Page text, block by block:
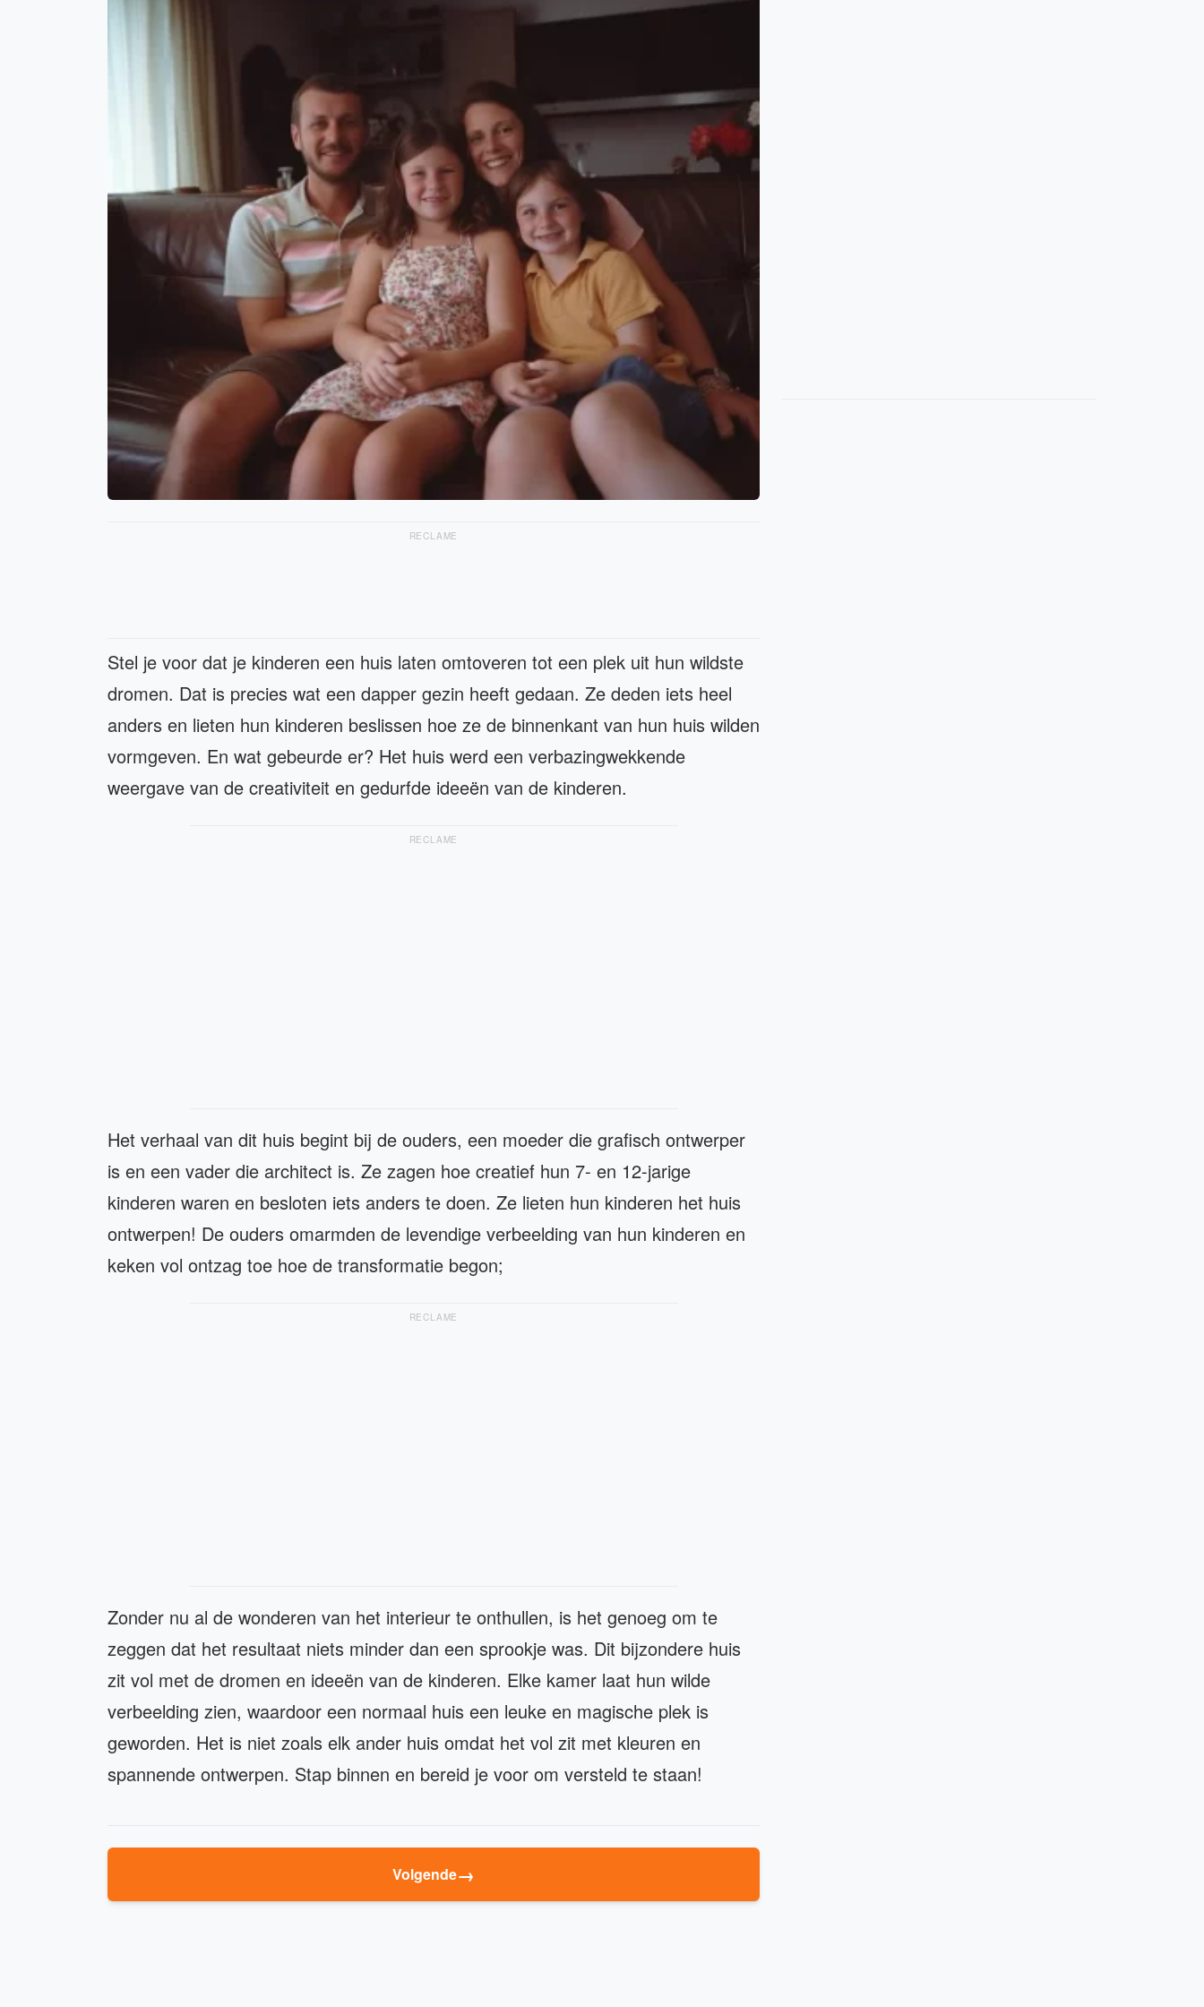
RECLAME
Stel je voor dat je kinderen een huis laten omtoveren tot een plek uit hun wildste
dromen. Dat is precies wat een dapper gezin heeft gedaan. Ze deden iets heel
anders en lieten hun kinderen beslissen hoe ze de binnenkant van hun huis wilden
vormgeven. En wat gebeurde er? Het huis werd een verbazingwekkende
weergave van de creativiteit en gedurfde ideeën van de kinderen.
RECLAME
Het verhaal van dit huis begint bij de ouders, een moeder die grafisch ontwerper
is en een vader die architect is. Ze zagen hoe creatief hun 7- en 12-jarige
kinderen waren en besloten iets anders te doen. Ze lieten hun kinderen het huis
ontwerpen! De ouders omarmden de levendige verbeelding van hun kinderen en
keken vol ontzag toe hoe de transformatie begon;
RECLAME
Zonder nu al de wonderen van het interieur te onthullen, is het genoeg om te
zeggen dat het resultaat niets minder dan een sprookje was. Dit bijzondere huis
zit vol met de dromen en ideeën van de kinderen. Elke kamer laat hun wilde
verbeelding zien, waardoor een normaal huis een leuke en magische plek is
geworden. Het is niet zoals elk ander huis omdat het vol zit met kleuren en
spannende ontwerpen. Stap binnen en bereid je voor om versteld te staan!
Volgende→